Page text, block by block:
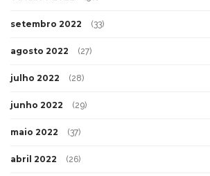
setembro 2022 (33)
agosto 2022 (27)
julho 2022 (28)
junho 2022 (29)
maio 2022 (37)
abril 2022 (26)